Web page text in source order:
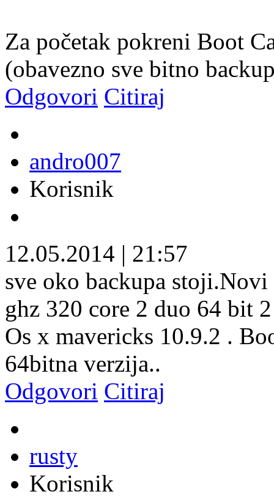
Za početak pokreni Boot
(obavezno sve bitno
Odgovori Citiraj
andro007
Korisnik
12.05.2014 | 21:57
sve oko backupa
ghz 320 core 2 duo 64 bit
Os x mavericks 10.9.2 .
64bitna verzija..
Odgovori Citiraj
rusty
Korisnik